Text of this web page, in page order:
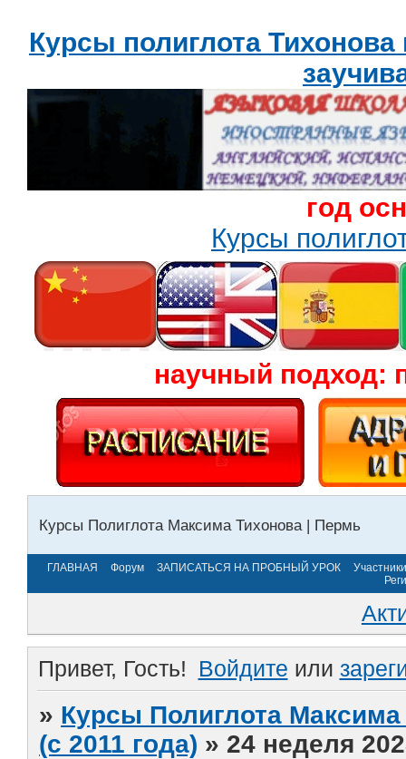
Курсы полиглота
год
Курсы
научный подход:
Курсы Полиглота Максима Тихонова | Пермь
ГЛАВНАЯ Форум ЗАПИСАТЬСЯ НА ПРОБНЫЙ УРОК
Участники
Привет, Гость! Войдите или
» Курсы Полиглота
(с 2011 года) » 24 неделя